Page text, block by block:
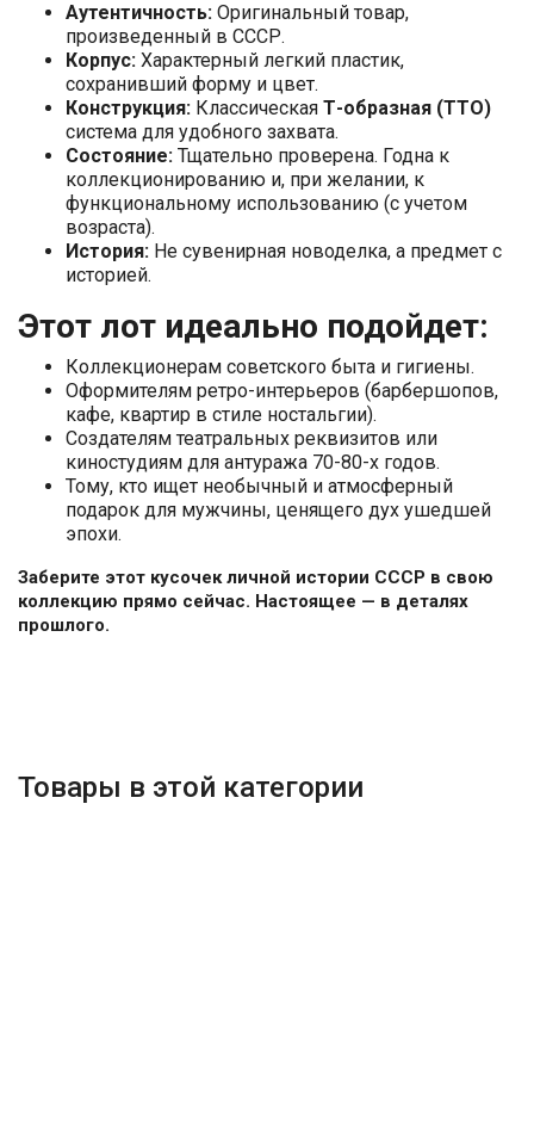
Аутентичность: Оригинальный товар,
произведенный в СССР.
Корпус: Характерный легкий пластик,
сохранивший форму и цвет.
Конструкция: Классическая Т-образная (TTO)
система для удобного захвата.
Состояние: Тщательно проверена. Годна к
коллекционированию и, при желании, к
функциональному использованию (с учетом
возраста).
История: Не сувенирная новоделка, а предмет с
историей.
Этот лот идеально подойдет:
Коллекционерам советского быта и гигиены.
Оформителям ретро-интерьеров (барбершопов,
кафе, квартир в стиле ностальгии).
Создателям театральных реквизитов или
киностудиям для антуража 70-80-х годов.
Тому, кто ищет необычный и атмосферный
подарок для мужчины, ценящего дух ушедшей
эпохи.
Заберите этот кусочек личной истории СССР в свою
коллекцию прямо сейчас. Настоящее — в деталях
прошлого.
Товары в этой категории